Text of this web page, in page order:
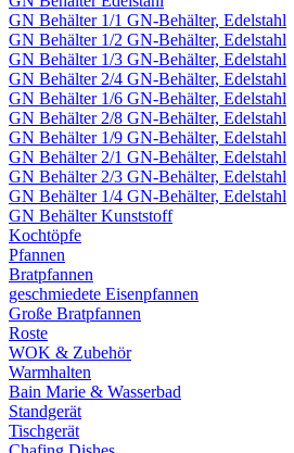
GN Behälter 1/1 GN-Behälter, Edelstahl
GN Behälter 1/2 GN-Behälter, Edelstahl
GN Behälter 1/3 GN-Behälter, Edelstahl
GN Behälter 2/4 GN-Behälter, Edelstahl
GN Behälter 1/6 GN-Behälter, Edelstahl
GN Behälter 2/8 GN-Behälter, Edelstahl
GN Behälter 1/9 GN-Behälter, Edelstahl
GN Behälter 2/1 GN-Behälter, Edelstahl
GN Behälter 2/3 GN-Behälter, Edelstahl
GN Behälter 1/4 GN-Behälter, Edelstahl
GN Behälter Kunststoff
Kochtöpfe
Pfannen
Bratpfannen
geschmiedete Eisenpfannen
Große Bratpfannen
Roste
WOK & Zubehör
Warmhalten
Bain Marie & Wasserbad
Standgerät
Tischgerät